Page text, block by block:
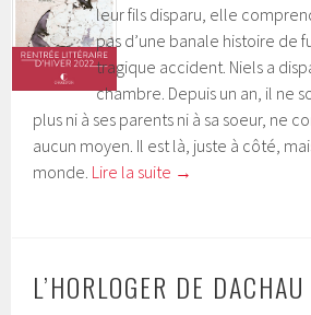
leur fils disparu, elle
pas d’une banale histoire de
tragique accident. Niels a
chambre. Depuis un an, il ne
plus ni à ses parents ni à sa soeur, ne
aucun moyen. Il est là, juste à côté,
monde. Lire la suite →
L’HORLOGER DE